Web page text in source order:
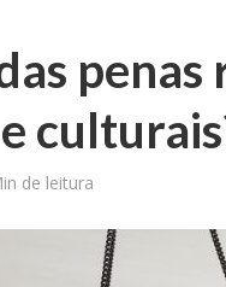
penas
de leitura